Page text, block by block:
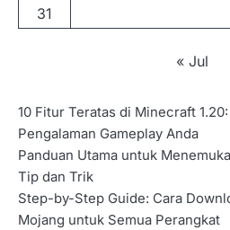
31
« Jul
10 Fitur Teratas di Minecraft
Pengalaman Gameplay Anda
Panduan Utama untuk
Tip dan Trik
Step-by-Step Guide: Cara
Mojang untuk Semua Perangkat